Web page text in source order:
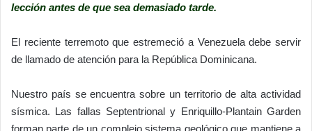
lección antes de que sea demasiado tarde.
El reciente terremoto que estremeció a Venezuela debe servir
de llamado de atención para la República Dominicana.
Nuestro país se encuentra sobre un territorio de alta actividad
sísmica. Las fallas Septentrional y Enriquillo-Plantain Garden
forman parte de un complejo sistema geológico que mantiene a